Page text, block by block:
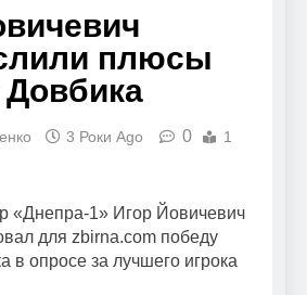
плюсы
3 Роки Ago 0
1
«Днепра-1» Игор Йовичевич
для zbirna.com победу
в опросе за лучшего игрока